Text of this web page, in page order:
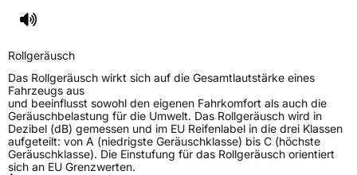
Rollgeräusch
Das Rollgeräusch wirkt sich auf die Gesamtlautstärke eines
Fahrzeugs aus
und beeinflusst sowohl den eigenen Fahrkomfort als auch die
Geräuschbelastung für die Umwelt. Das Rollgeräusch wird in
Dezibel (dB) gemessen und im EU Reifenlabel in die drei Klassen
aufgeteilt: von A (niedrigste Geräuschklasse) bis C (höchste
Geräuschklasse). Die Einstufung für das Rollgeräusch orientiert
sich an EU Grenzwerten.